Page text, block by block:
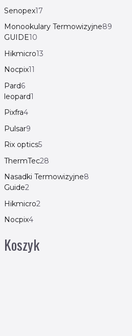
Senopex17
Monookulary Termowizyjne89
GUIDE10
Hikmicro13
Nocpix11
Pard6
leopard1
Pixfra4
Pulsar9
Rix optics5
ThermTec28
Nasadki Termowizyjne8
Guide2
Hikmicro2
Nocpix4
Koszyk